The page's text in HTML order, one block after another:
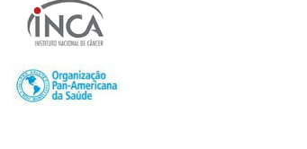
C26 - LOCALIZACOES